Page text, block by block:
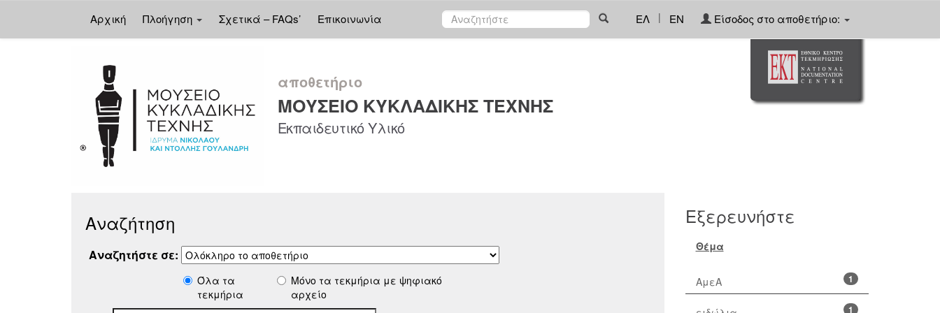
Αρχική Πλοήγηση Σχετικά – FAQs’ Επικοινωνία ΕΛ | EN Είσοδος στο αποθετήριο:
αποθετήριο
ΜΟΥΣΕΙΟ ΚΥΚΛΑΔΙΚΗΣ ΤΕΧΝΗΣ
Εκπαιδευτικό Υλικό
Αναζήτηση
Αναζητήστε σε:
Όλα τα
τεκμήρια
Μόνο τα τεκμήρια με ψηφιακό
αρχείο
Εξερευνήστε
Θέμα
1
ΑμεΑ
1